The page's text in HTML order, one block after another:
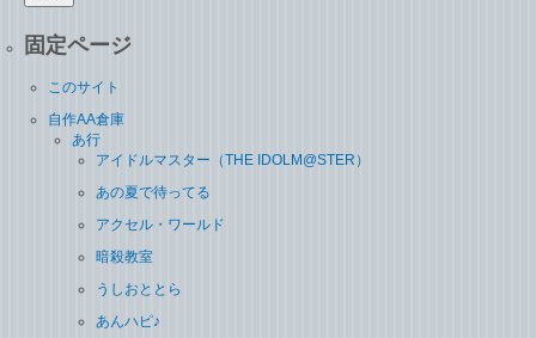
固定ページ
このサイト
自作AA倉庫
あ行
アイドルマスター（THE IDOLM@STER）
あの夏で待ってる
アクセル・ワールド
暗殺教室
うしおととら
あんハピ♪